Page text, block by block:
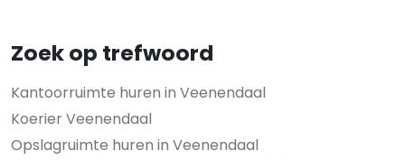
Zoek op trefwoord
Kantoorruimte huren in Veenendaal
Koerier Veenendaal
Opslagruimte huren in Veenendaal